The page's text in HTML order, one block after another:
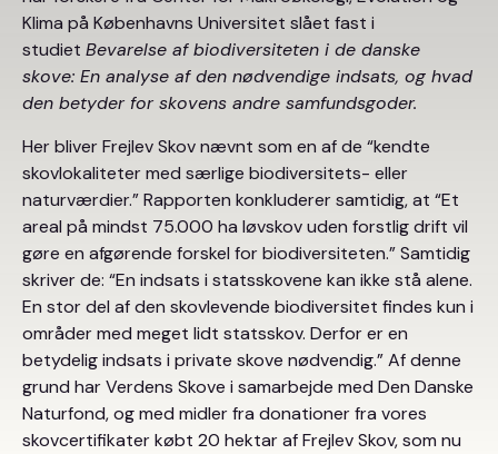
Klima på Københavns Universitet slået fast i
studiet Bevarelse af biodiversiteten i de danske
skove: En analyse af den nødvendige indsats, og hvad
den betyder for skovens andre samfundsgoder.
Her bliver Frejlev Skov nævnt som en af de “kendte
skovlokaliteter med særlige biodiversitets- eller
naturværdier.” Rapporten konkluderer samtidig, at “Et
areal på mindst 75.000 ha løvskov uden forstlig drift vil
gøre en afgørende forskel for biodiversiteten.” Samtidig
skriver de: “En indsats i statsskovene kan ikke stå alene.
En stor del af den skovlevende biodiversitet findes kun i
områder med meget lidt statsskov. Derfor er en
betydelig indsats i private skove nødvendig.” Af denne
grund har Verdens Skove i samarbejde med Den Danske
Naturfond, og med midler fra donationer fra vores
skovcertifikater købt 20 hektar af Frejlev Skov, som nu